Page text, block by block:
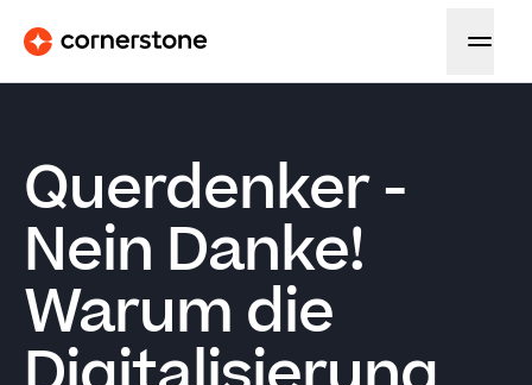
Querdenker -
Nein Danke!
Warum die